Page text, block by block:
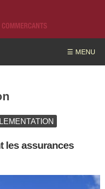
☰ MENU
les assurances